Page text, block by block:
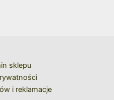
sklepu
i reklamacje